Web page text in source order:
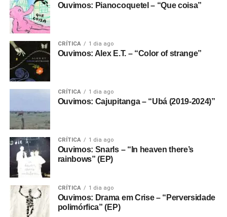
Ouvimos: Pianocoquetel – “Que coisa”
CRÍTICA 1 dia ago
Ouvimos: Alex E.T. – “Color of strange”
CRÍTICA 1 dia ago
Ouvimos: Cajupitanga – “Ubá (2019-2024)”
CRÍTICA 1 dia ago
Ouvimos: Snarls – “In heaven there’s
rainbows” (EP)
CRÍTICA 1 dia ago
Ouvimos: Drama em Crise – “Perversidade
polimórfica” (EP)